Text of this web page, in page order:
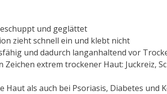
und geglättet
zieht schnell ein und klebt nicht
und dadurch langanhaltend vor
extrem trockener Haut: Juckreiz,
Haut als auch bei Psoriasis, Diabetes und